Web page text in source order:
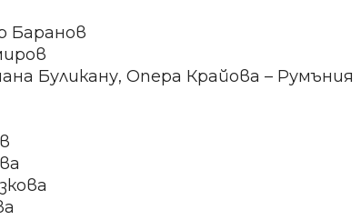
Баранов
Буликану, Опера Крайова – Румъния